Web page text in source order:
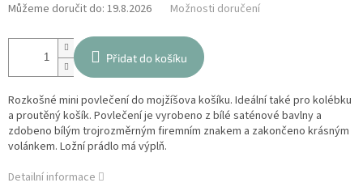
Můžeme doručit do: 19.8.2026 Možnosti doručení
Přidat do košíku
Rozkošné mini povlečení do mojžíšova košíku. Ideální také pro kolébku
a proutěný košík. Povlečení je vyrobeno z bílé saténové bavlny a
zdobeno bílým trojrozměrným firemním znakem a zakončeno krásným
volánkem. Ložní prádlo má výplň.
Detailní informace